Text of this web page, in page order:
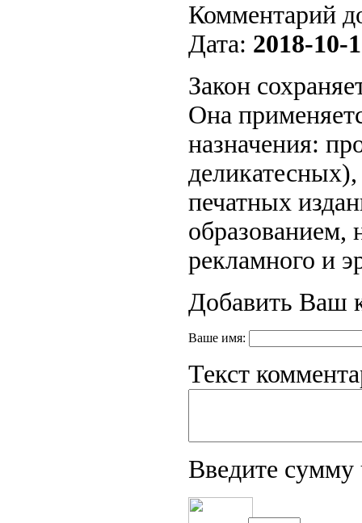
Комментарий
Дата: 2018-10-
Закон
Она
назначения:
печатных
образованием,
рекламного и
Добавить Ваш
Ваше имя:
Текст
Введите сумму